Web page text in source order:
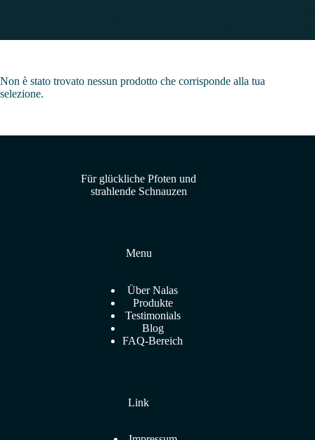
Non è stato trovato nessun prodotto che corrisponde alla tua
selezione.
Für glückliche Pfoten und
strahlende Schnauzen
Menu
Über Nalas
Produkte
Testimonials
Blog
FAQ-Bereich
Link